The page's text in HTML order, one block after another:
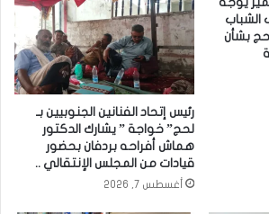
الشباب
بشأن
رئيس إتحاد الفنانين الجنوبيين بـ
لحج” خواجة ” يشارك الدكتور
هماش أفراحه بردفان بحضور
قيادات من المجلس الإنتقالي ..
أغسطس 7, 2026